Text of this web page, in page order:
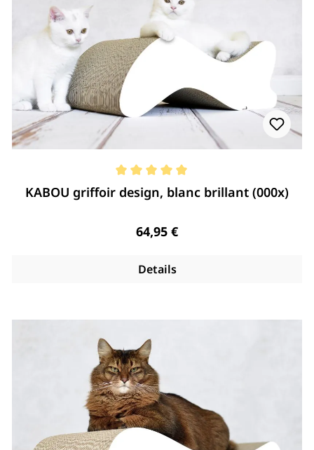
Note moyenne de 5 de 5 étoiles
KABOU griffoir design, blanc brillant (000x)
Regulärer Preis:
64,95 €
Details